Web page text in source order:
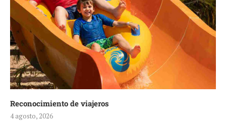
Reconocimiento de viajeros
4 agosto, 2026